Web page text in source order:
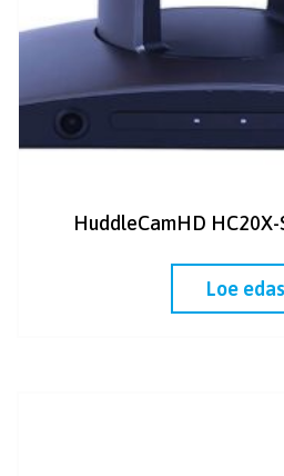
HuddleCamHD HC20X-
Loe